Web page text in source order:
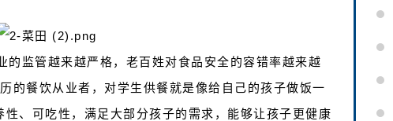
的监管越来越严格，老百姓对食品安全的容错率越来越
的餐饮从业者，对学生供餐就是像给自己的孩子做饭一
、可吃性，满足大部分孩子的需求，能够让孩子更健康